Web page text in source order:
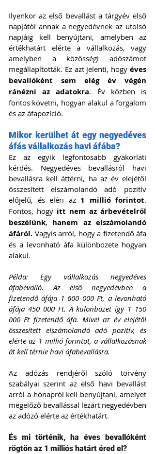
Ilyenkor az első bevallást a tárgyév első
napjától annak a negyedévnek az utolsó
napjáig kell benyújtani, amelyben az
értékhatárt elérte a vállalkozás, vagy
amelyben a közösségi adószámot
megállapították. Ez azt jelenti, hogy éves
bevallóként sem elég év végén
ránézni az adatokra. Év közben is
fontos követni, hogyan alakul a forgalom
és az áfapozíció.
Mikor kerülhet át egy negyedéves
áfás vállalkozás havi áfába?
Ez az egyik legfontosabb gyakorlati
kérdés. Negyedéves bevallásról havi
bevallásra kell áttérni, ha az év elejétől
összesített elszámolandó adó pozitív
előjelű, és eléri az 1 millió forintot.
Fontos, hogy itt nem az árbevételről
beszélünk, hanem az elszámolandó
áfáról. Vagyis arról, hogy a fizetendő áfa
és a levonható áfa különbözete hogyan
alakul.
Példa: Egy vállalkozás negyedéves
áfabevalló. Az első negyedévben a
fizetendő áfája 1 600 000 Ft, a levonható
áfája 450 000 Ft. A különbözet így 1 150
000 Ft fizetendő áfa. Mivel az év elejétől
összesített elszámolandó adó pozitív, és
elérte az 1 millió forintot, a vállalkozásnak
át kell térnie havi áfabevallásra.
Az adózás rendjéről szóló törvény
szabályai szerint az első havi bevallást
arról a hónapról kell benyújtani, amelyet
megelőző bevallással lezárt negyedévben
az adózó elérte az értékhatárt.
És mi történik, ha éves bevallóként
rögtön az 1 milliós határt éred el?